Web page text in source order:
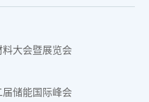
大会暨展览会
储能国际峰会